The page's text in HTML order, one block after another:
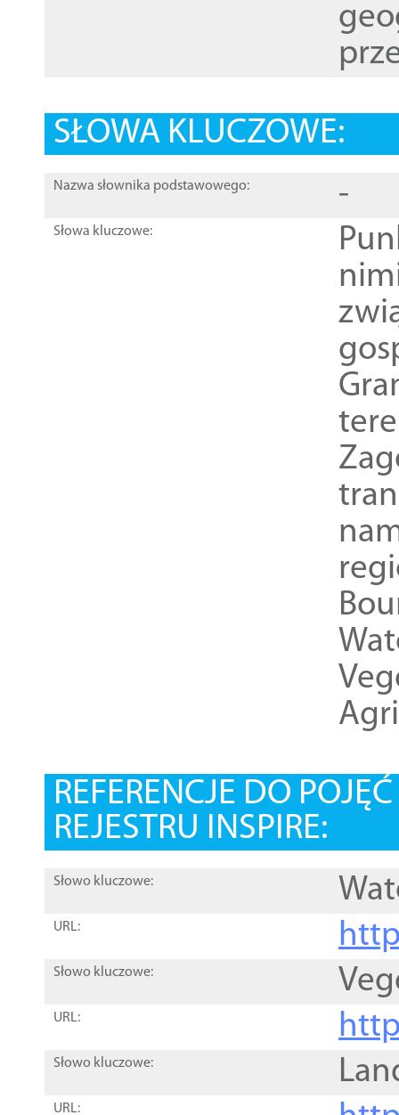
SŁOWA KLUCZOWE:
Nazwa słownika podstawowego: -
Słowa kluczowe:
REFERENCJE DO
REJESTRU INSPIRE:
Słowo kluczowe:
URL:
Słowo kluczowe:
URL:
Słowo kluczowe:
URL: